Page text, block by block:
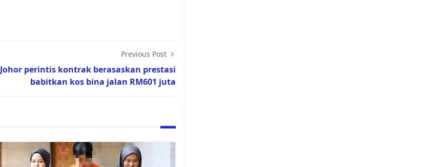
Previous Post
Johor perintis kontrak berasaskan prestasi
babitkan kos bina jalan RM601 juta